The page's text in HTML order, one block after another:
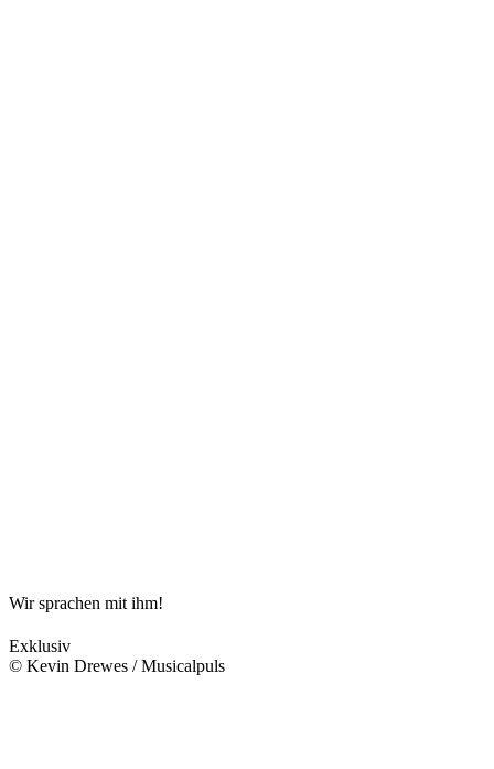
Wir sprachen mit ihm!
Exklusiv
© Kevin Drewes / Musicalpuls